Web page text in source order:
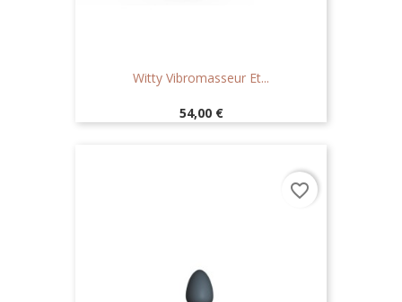
Witty Vibromasseur Et...
Prix
54,00 €
favorite_border